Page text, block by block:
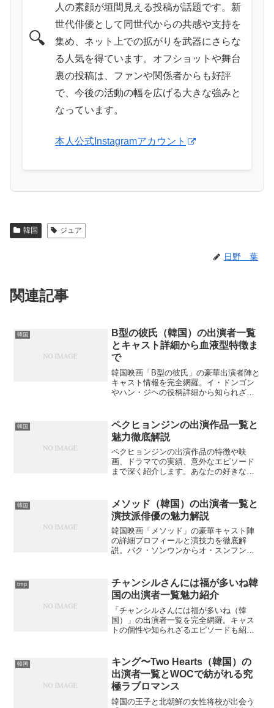
🔍
人の素顔が垣間見える投稿が話題です。新
世代俳優として同世代からの共感や支持を
集め、ネット上での拡がりを武器にさらな
る人気を得ています。オフショットや舞台
裏の投稿は、ファンや関係者からも好評
で、今後の活動の幅を広げる大きな強みと
なっています。
本人公式Instagramアカウント
韓国 ジュア
日野 葉
関連記事
韓国
B型の彼氏（韓国）の出演者一覧
とキャスト詳細から血液型特徴ま
で
韓国映画「B型の彼氏」の豪華出演者陣と
キャスト情報を完全網羅。イ・ドンゴン
やハン・ジヘの役柄詳細から知られざる
実をご存知ですか？
韓国
ペクヒョンジンの出演作品一覧と
魅力徹底解説
ペクヒョンジンの出演作品の特徴や映
画、ドラマでの実績、意外なエピソード
まで深く紹介します。あなたの好きな出
韓国
メソッド（韓国）の出演者一覧と
演技派俳優の魅力解説
韓国映画「メソッド」の豪華キャスト陣
の詳細プロフィールと演技力を徹底解
説。パク・ソンウンからオ・スンフンま
誰？
tmp
チャンシルさんには福が多いね韓
国の出演者一覧魅力紹介
「チャンシルさんには福が多いね（韓
国）」の出演者一覧を完全網羅。キャス
トの個性や知られざるエピソードも紹
韓国
キング〜Two Hearts（韓国）の
出演者一覧とWOCで紡がれる究
極ラブロマンス
韓国の王子と北朝鮮の女性将校が出会う